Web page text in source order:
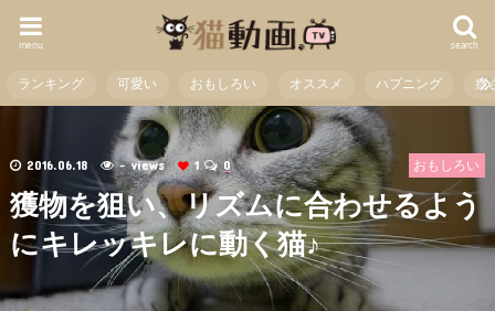
search
menu
ランキング 可愛い おもしろい オススメ ハプニング 癒
おもしろい
2016.06.18 - views 1 0
獲物を狙い、リズムに合わせるよう
にキレッキレに動く猫♪